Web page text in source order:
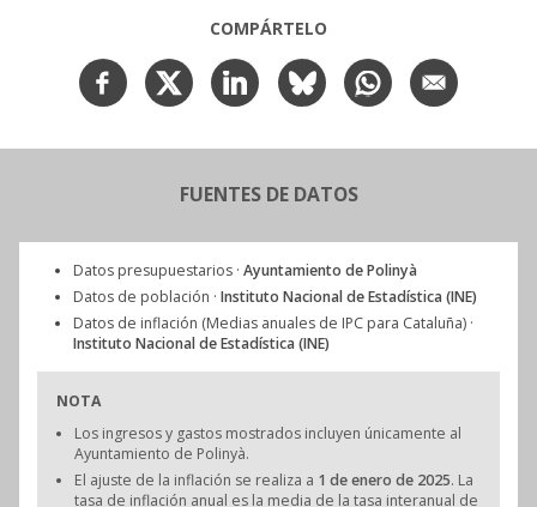
COMPÁRTELO
FUENTES DE DATOS
Datos presupuestarios · Ayuntamiento de Polinyà
Datos de población · Instituto Nacional de Estadística (INE)
Datos de inflación (Medias anuales de IPC para Cataluña) ·
Instituto Nacional de Estadística (INE)
NOTA
Los ingresos y gastos mostrados incluyen únicamente al
Ayuntamiento de Polinyà.
El ajuste de la inflación se realiza a 1 de enero de 2025. La
tasa de inflación anual es la media de la tasa interanual de